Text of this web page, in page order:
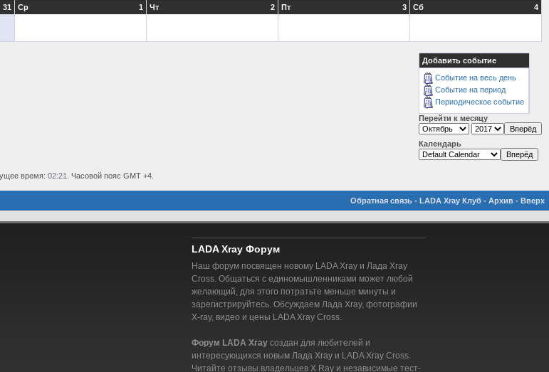
31 1
Ср 2
Чт 3
Пт 4
Сб
Добавить событие
Событие на весь день
Событие на период
Периодическое событие
Перейти к месяцу
Календарь
время: 02:21 . Часовой пояс GMT +4.
Обратная связь - LADA Xray Клуб - Архив - Вверх
LADA Xray Форум
Наш форум посвящен новому LADA Xray и Лада Xray
Cross. Общаться с единомышленниками может любой
желающий, для этого потратьте меньше минуты и
зарегистрируйтесь. Обсуждаем Лада Xray, фотографии
X-ray, видео и цены LADA Xray Cross.
Форум LADA Xray создан для любителей и
интересующихся новым Лада Xray и LADA Xray Cross.
Читайте отзывы владельцев X Ray и независимые тест-